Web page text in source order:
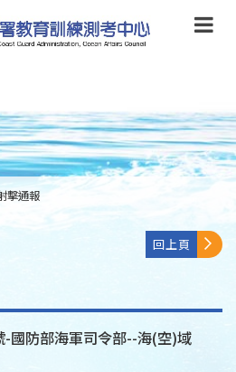
擊通報
回上頁
國防部海軍司令部--海(空)域